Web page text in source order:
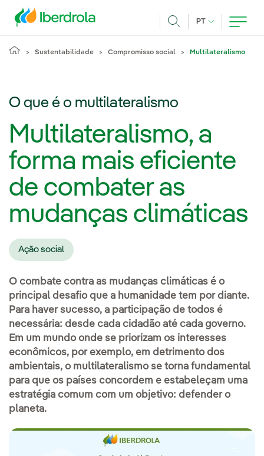
PT IDIOMA ATUAL,
Sustentabilidade Compromisso social Multilateralismo
O que é o multilateralismo
Multilateralismo, a
forma mais eficiente
de combater as
mudanças climáticas
Ação social
O combate contra as mudanças climáticas é o
principal desafio que a humanidade tem por diante.
Para haver sucesso, a participação de todos é
necessária: desde cada cidadão até cada governo.
Em um mundo onde se priorizam os interesses
econômicos, por exemplo, em detrimento dos
ambientais, o multilateralismo se torna fundamental
para que os países concordem e estabeleçam uma
estratégia comum com um objetivo: defender o
planeta.